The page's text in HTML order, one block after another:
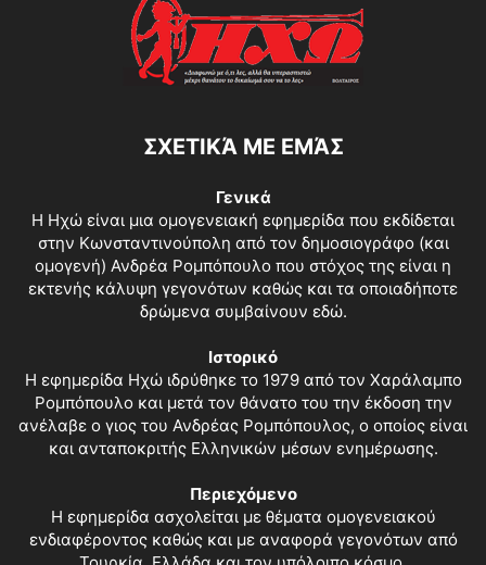
ΣΧΕΤΙΚΆ ΜΕ ΕΜΆΣ
Γενικά
Η Ηχώ είναι μια ομογενειακή εφημερίδα που εκδίδεται
στην Κωνσταντινούπολη από τον δημοσιογράφο (και
ομογενή) Ανδρέα Ρομπόπουλο που στόχος της είναι η
εκτενής κάλυψη γεγονότων καθώς και τα οποιαδήποτε
δρώμενα συμβαίνουν εδώ.
Ιστορικό
Η εφημερίδα Ηχώ ιδρύθηκε το 1979 από τον Χαράλαμπο
Ρομπόπουλο και μετά τον θάνατο του την έκδοση την
ανέλαβε ο γιος του Ανδρέας Ρομπόπουλος, ο οποίος είναι
και ανταποκριτής Ελληνικών μέσων ενημέρωσης.
Περιεχόμενο
Η εφημερίδα ασχολείται με θέματα ομογενειακού
ενδιαφέροντος καθώς και με αναφορά γεγονότων από